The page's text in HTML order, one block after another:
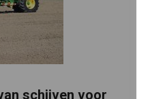
schijven voor